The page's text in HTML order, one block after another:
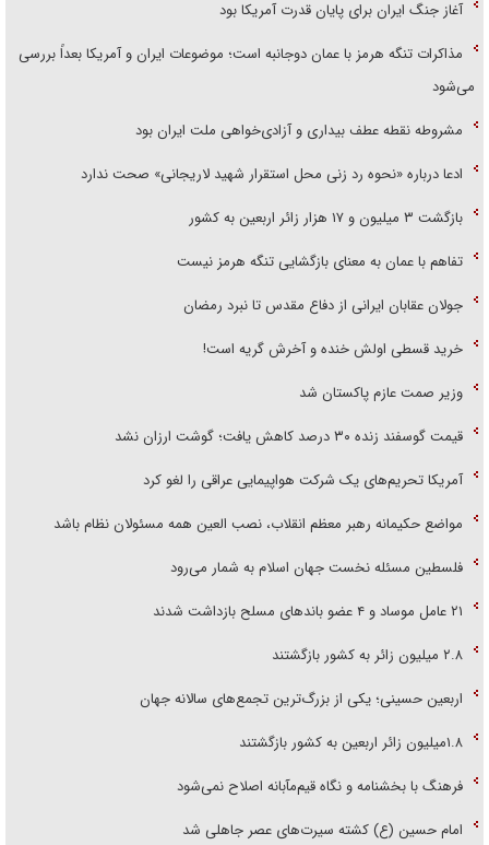
آغاز جنگ ایران برای پایان قدرت آمریکا بود
مذاکرات تنگه هرمز با عمان دوجانبه است؛ موضوعات ایران و آمریکا بعداً بررسی
می‌شود
مشروطه نقطه عطف بیداری و آزادی‌خواهی ملت ایران بود
ادعا درباره «نحوه رد زنی محل استقرار شهید لاریجانی» صحت ندارد
بازگشت ۳ میلیون و ۱۷ هزار زائر اربعین به کشور
تفاهم با عمان به معنای بازگشایی تنگه هرمز نیست
جولان عقابان ایرانی از دفاع مقدس تا نبرد رمضان
خرید قسطی اولش خنده و آخرش گریه است!
وزیر صمت عازم پاکستان شد
قیمت گوسفند زنده ۳۰ درصد کاهش یافت؛ گوشت ارزان نشد
آمریکا تحریم‌های یک شرکت هواپیمایی عراقی را لغو کرد
مواضع حکیمانه رهبر معظم انقلاب، نصب العین همه مسئولان نظام باشد
فلسطین مسئله نخست جهان اسلام به شمار می‌رود
۲۱ عامل موساد و ۴ عضو باند‌های مسلح بازداشت شدند
۲.۸ میلیون زائر به کشور بازگشتند
اربعین حسینی؛ یکی از بزرگ‌ترین تجمع‌های سالانه جهان
۱.۸میلیون زائر اربعین به کشور بازگشتند
فرهنگ با بخشنامه و نگاه قیم‌مآبانه اصلاح نمی‌شود
امام حسین (ع) کشته سیرت‌های عصر جاهلی شد